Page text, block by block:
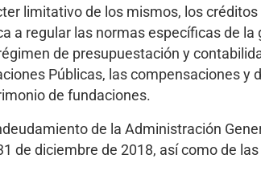
limitativo de los mismos, los
a regular las normas específicas de la
de presupuestación y
Públicas, las compensaciones y
de fundaciones.
de la Administración
de diciembre de 2018, así como de